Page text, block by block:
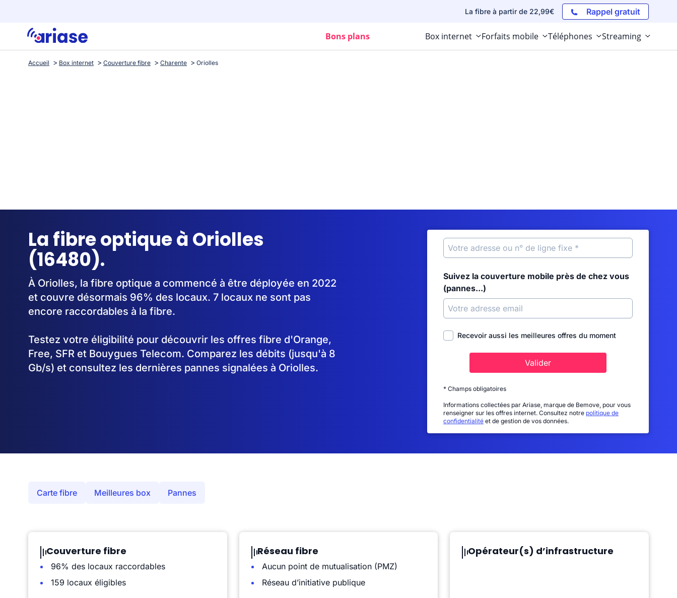
La fibre à partir de 22,99€ Rappel gratuit
Bons plans Box internet Forfaits mobile Téléphones Streaming
Accueil Box internet Couverture fibre Charente Oriolles
La fibre optique à Oriolles
(16480).
À Oriolles, la fibre optique a commencé à être déployée en 2022
et couvre désormais 96% des locaux. 7 locaux ne sont pas
encore raccordables à la fibre.
Testez votre éligibilité pour découvrir les offres fibre d'Orange,
Free, SFR et Bouygues Telecom. Comparez les débits (jusqu'à 8
Gb/s) et consultez les dernières pannes signalées à Oriolles.
Suivez la couverture mobile près de chez vous
(pannes...)
Recevoir aussi les meilleures offres du moment
Valider
* Champs obligatoires
Informations collectées par Ariase, marque de Bemove, pour vous
renseigner sur les offres internet. Consultez notre politique de
confidentialité et de gestion de vos données.
Carte fibre Meilleures box Pannes
Couverture fibre
96% des locaux raccordables
159 locaux éligibles
Réseau fibre
Aucun point de mutualisation (PMZ)
Réseau d’initiative publique
Opérateur(s) d’infrastructure